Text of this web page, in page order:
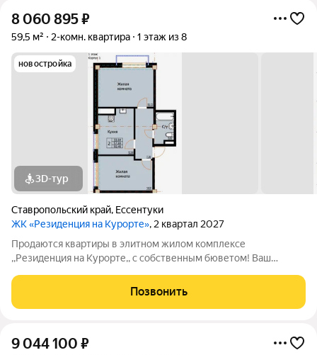
8 060 895₽
59,5 м² 2-комн. квартира 1 этаж из 8
новостройка
3D-тур
Ставропольский край, Ессентуки
ЖК «Резиденция на Курорте», 2 квартал 2027
Продаются квартиры в элитном жилом комплексе
,,Резиденция на Курорте,, с собственным бюветом! Ваш
одно и двухкомнатные квартиры в новом жилом комплексе,
расположенном в экологически чистом
Позвонить
9 044 100 ₽